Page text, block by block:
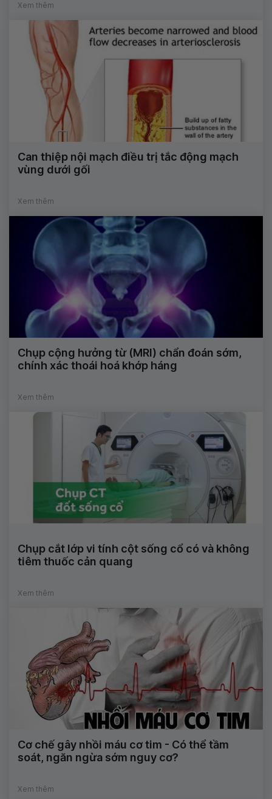
Xem thêm
Can thiệp nội mạch điều trị tắc động mạch
vùng dưới gối
Xem thêm
Chụp cộng hưởng từ (MRI) chẩn đoán sớm,
chính xác thoái hoá khớp háng
Xem thêm
Chụp cắt lớp vi tính cột sống cổ có và không
tiêm thuốc cản quang
Xem thêm
Cơ chế gây nhồi máu cơ tim - Có thể tầm
soát, ngăn ngừa sớm nguy cơ?
Xem thêm